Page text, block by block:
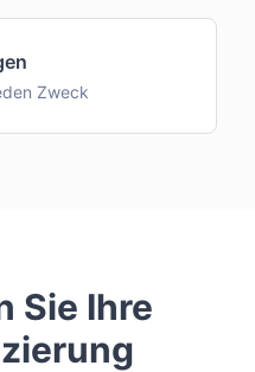
Zweck
Sie Ihre